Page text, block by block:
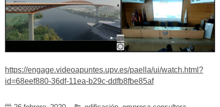
https://engage.videoapuntes.upv.es/paella/ui/watch.html?
id=68eef880-36df-11ea-b29c-ddfb8fbe85af